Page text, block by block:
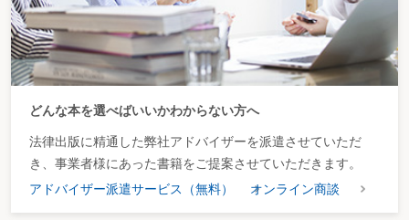
どんな本を選べばいいかわからない方へ
法律出版に精通した弊社アドバイザーを派遣させていただ
き、事業者様にあった書籍をご提案させていただきます。
アドバイザー派遣サービス（無料）
オンライン商談